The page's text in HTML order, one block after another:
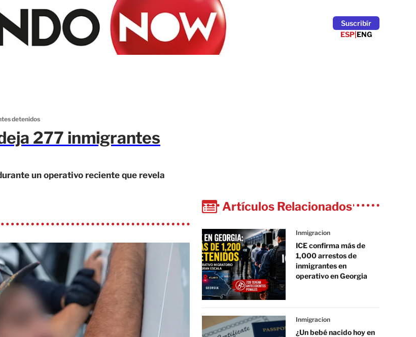
Suscribír
ESP|ENG
detenidos
277 inmigrantes
un operativo reciente que revela
Artículos Relacionados
Inmigracion
ICE confirma más de
1,000 arrestos de
inmigrantes en
operativo en Georgia
Inmigracion
¿Un bebé nacido hoy en